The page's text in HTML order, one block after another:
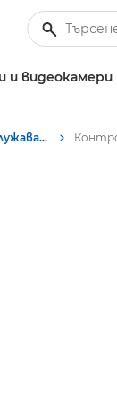
видеокамери
Някои моменти заслужават Canon